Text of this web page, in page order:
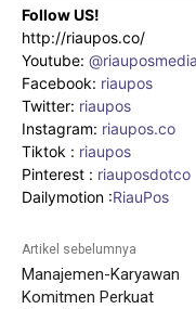
Follow US!
http://riaupos.co/
Youtube: @riauposmedia
Facebook: riaupos
Twitter: riaupos
Instagram: riaupos.co
Tiktok : riaupos
Pinterest : riauposdotco
Dailymotion :RiauPos
Artikel sebelumnya
Manajemen-Karyawan
Komitmen Perkuat